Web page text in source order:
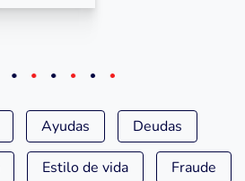
Ayudas Deudas
Estilo de vida Fraude